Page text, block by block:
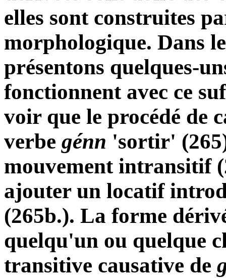
elles sont construites
morphologique. Dans
présentons quelques-
fonctionnent avec ce
voir que le procédé de
verbe génn 'sortir'
mouvement intransitif
ajouter un locatif
(265b.). La forme
quelqu'un ou quelque
transitive causative de